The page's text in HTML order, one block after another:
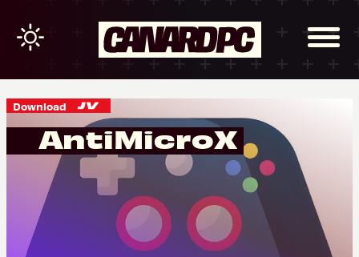
Download
AntiMicroX